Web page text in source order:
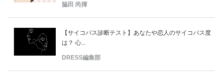
脇田 尚揮
【サイコパス診断テスト】あなたや恋人のサイコパス度
は？ 心...
DRESS編集部